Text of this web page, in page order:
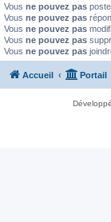
Vous ne pouvez pas
Vous ne pouvez pas
Vous ne pouvez pas
Vous ne pouvez pas
Vous ne pouvez pas
Accueil Portail